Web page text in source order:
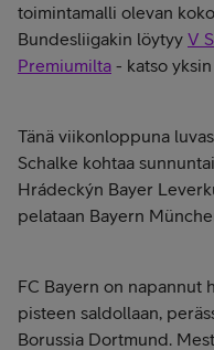
toimintamalli olevan
Bundesliigakin löytyy V
Premiumilta - katso
Tänä viikonloppuna
Schalke kohtaa
Hrádeckýn Bayer
pelataan Bayern
FC Bayern on napannut
pisteen saldollaan,
Borussia Dortmund.